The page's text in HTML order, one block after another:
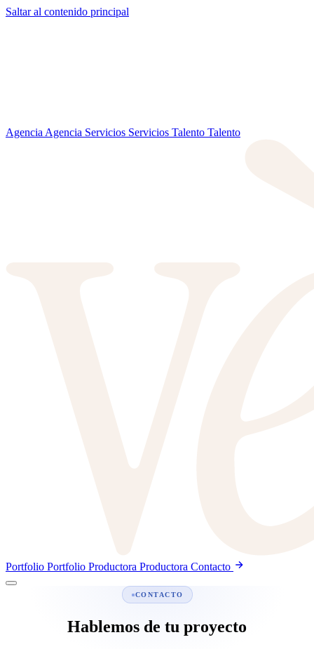
Saltar al contenido principal
Agencia Agencia Servicios Servicios Talento Talento
Portfolio Portfolio Productora Productora Contacto
CONTACTO
Hablemos de tu proyecto